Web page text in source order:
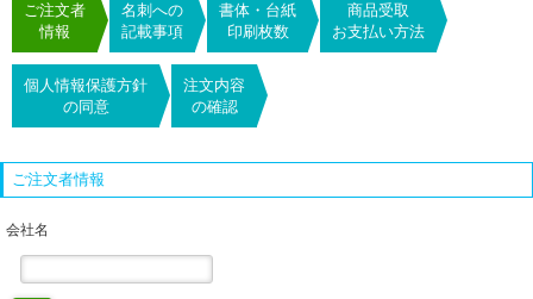
ご注文者
情報
名刺への
記載事項
書体・台紙
印刷枚数
商品受取
お支払い方法
個人情報保護方針
の同意
注文内容
の確認
ご注文者情報
会社名